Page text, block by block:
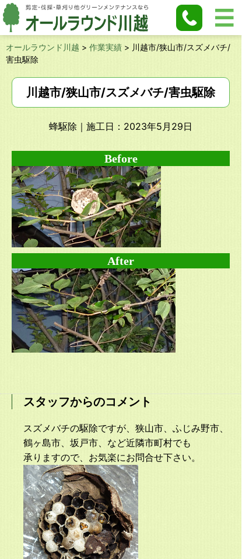
オールラウンド川越 > 作業実績 > 川越市/狭山市/スズメバチ/
害虫駆除
川越市/狭山市/スズメバチ/害虫駆除
蜂駆除 ｜施工日：2023年5月29日
Before
After
スタッフからのコメント
スズメバチの駆除ですが、狭山市、ふじみ野市、
鶴ヶ島市、坂戸市、など近隣市町村でも
承りますので、お気楽にお問合せ下さい。